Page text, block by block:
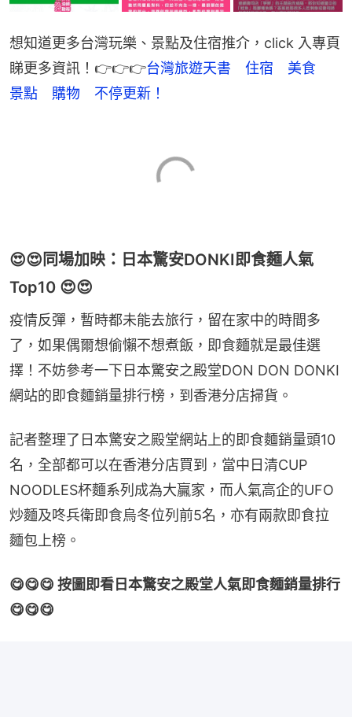
想知道更多台灣玩樂、景點及住宿推介，click 入專頁
睇更多資訊！👉👉👉台灣旅遊天書　住宿　美食
景點　購物　不停更新！
😍😍同場加映：日本驚安DONKI即食麵人氣
Top10 😍😍
疫情反彈，暫時都未能去旅行，留在家中的時間多
了，如果偶爾想偷懶不想煮飯，即食麵就是最佳選
擇！不妨參考一下日本驚安之殿堂DON DON DONKI
網站的即食麵銷量排行榜，到香港分店掃貨。
記者整理了日本驚安之殿堂網站上的即食麵銷量頭10
名，全部都可以在香港分店買到，當中日清CUP
NOODLES杯麵系列成為大贏家，而人氣高企的UFO
炒麵及咚兵衛即食烏冬位列前5名，亦有兩款即食拉
麵包上榜。
😋😋😋 按圖即看日本驚安之殿堂人氣即食麵銷量排行
😋😋😋